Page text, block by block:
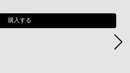
購入する